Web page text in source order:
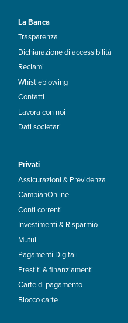
La Banca
Trasparenza
Dichiarazione di accessibilità
Reclami
Whistleblowing
Contatti
Lavora con noi
Dati societari
Privati
Assicurazioni & Previdenza
CambianOnline
Conti correnti
Investimenti & Risparmio
Mutui
Pagamenti Digitali
Prestiti & finanziamenti
Carte di pagamento
Blocco carte